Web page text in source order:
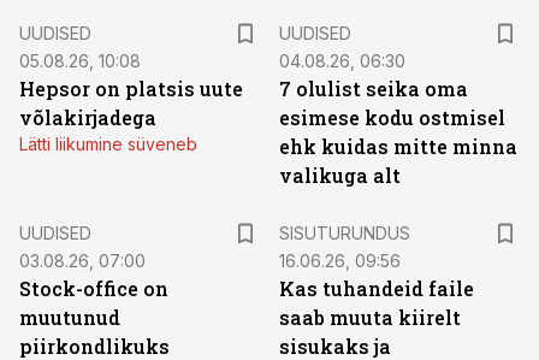
UUDISED
05.08.26, 10:08
Hepsor on platsis uute
võlakirjadega
Lätti liikumine süveneb
UUDISED
04.08.26, 06:30
7 olulist seika oma
esimese kodu ostmisel
ehk kuidas mitte minna
valikuga alt
UUDISED
03.08.26, 07:00
Stock-office on
muutunud
piirkondlikuks
SISUTURUNDUS
16.06.26, 09:56
Kas tuhandeid faile
saab muuta kiirelt
sisukaks ja